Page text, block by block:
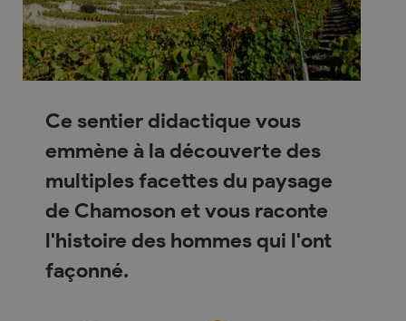
Ce sentier didactique vous
emmène à la découverte des
multiples facettes du paysage
de Chamoson et vous raconte
l'histoire des hommes qui l'ont
façonné.